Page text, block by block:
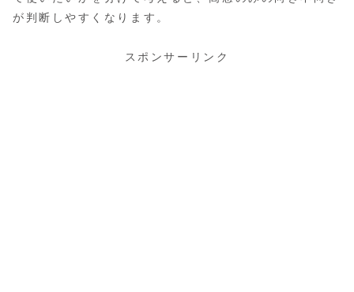
が判断しやすくなります。
スポンサーリンク